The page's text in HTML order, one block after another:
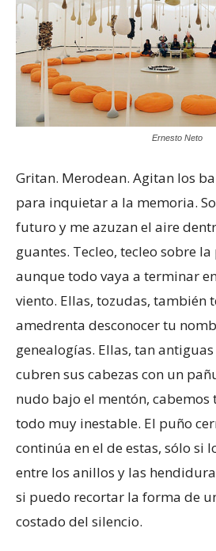
Ernesto Neto
Gritan. Merodean. Agitan los
para inquietar a la memoria.
futuro y me azuzan el aire
guantes. Tecleo, tecleo sobre
aunque todo vaya a terminar
viento. Ellas, tozudas, también
amedrenta desconocer tu
genealogías. Ellas, tan
cubren sus cabezas con un
nudo bajo el mentón, cabemos
todo muy inestable. El puño
continúa en el de estas, sólo si
entre los anillos y las
si puedo recortar la forma de
costado del silencio.